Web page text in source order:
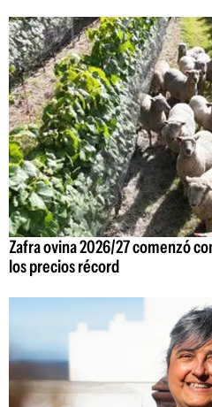
Zafra ovina 2026/27 comenzó
los precios récord